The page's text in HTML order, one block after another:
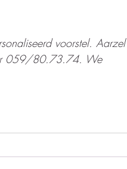
voorstel. Aarzel
059/80.73.74. We